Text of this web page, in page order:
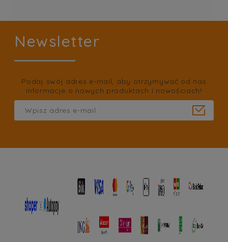
Newsletter
Podaj swój adres e-mail, aby otrzymywać od nas
informacje o nowych produktach i nowościach!